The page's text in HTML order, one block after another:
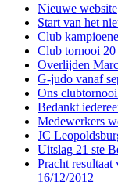
Nieuwe website
Start van het
Club
Club tornooi
Overlijden
G-judo vanaf
Ons
Bedankt
Medewerkers
JC
Uitslag 21 ste
Pracht
16/12/2012